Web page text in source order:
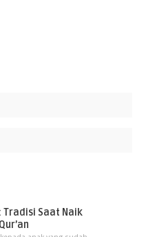
Tradisi Saat Naik